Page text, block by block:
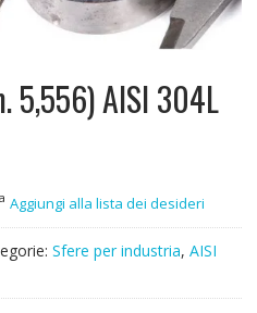
5,556) AISI 304L
Aggiungi alla lista dei desideri
Sfere per industria, AISI